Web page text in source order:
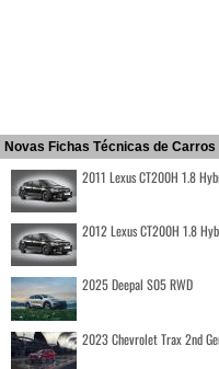
Novas Fichas Técnicas de Carros
2011 Lexus CT200H 1.8
2012 Lexus CT200H 1.8
2025 Deepal S05 RWD
2023 Chevrolet Trax 2nd